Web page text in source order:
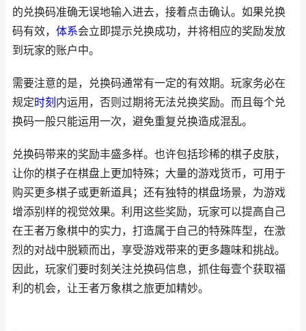
的兑换码准确无误地输入进去，接着点击确认。如果兑换
码有效， 体系会立即提示兑换成功，并将相应的奖励发放
到玩家的账户中。
需要注意的是，兑换码通常有一定的有效期。玩家务必在
规定时刻 内运用，否则过期将无法兑换奖励。而且每个兑
换码一般只能运用一次，避免重复兑换造成混乱。
兑换码带来的奖励丰盛多样。也许包括珍稀的棋子皮肤，
让你的棋子在棋盘上更加特殊；大量的游戏货币，可用于
购买更多棋子或更新道具；还有独特的棋盘场景，为游戏
增添别样的视觉效果。利用这些奖励，玩家可以提高自己
在王者万象棋中的实力，打造属于自己的特殊阵型，在激
烈的对战中脱颖而出，享受游戏带来的更多趣味和挑战。
因此，玩家们要时刻关注兑换码信息，抓住每壹个获取福
利的机会，让王者万象棋之旅更加精妙。